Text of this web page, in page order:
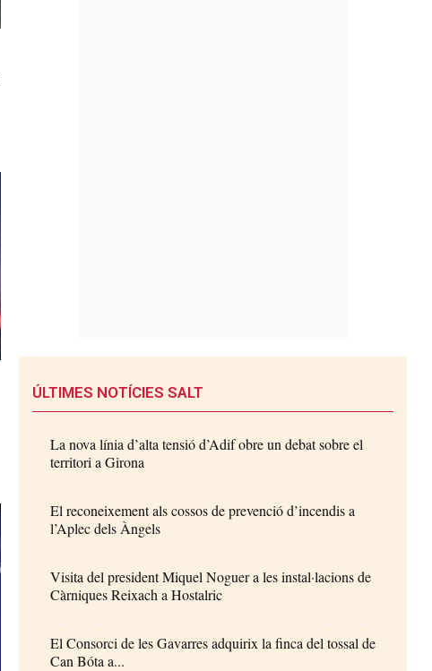
ÚLTIMES NOTÍCIES SALT
La nova línia d’alta tensió d’Adif obre un debat sobre el
territori a Girona
El reconeixement als cossos de prevenció d’incendis a
l’Aplec dels Àngels
Visita del president Miquel Noguer a les instal·lacions de
Càrniques Reixach a Hostalric
El Consorci de les Gavarres adquirix la finca del tossal de
Can Bóta a...